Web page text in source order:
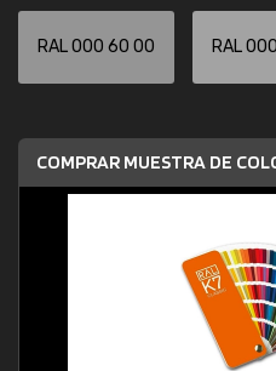
RAL 000 60 00 RAL
COMPRAR MUESTRA DE